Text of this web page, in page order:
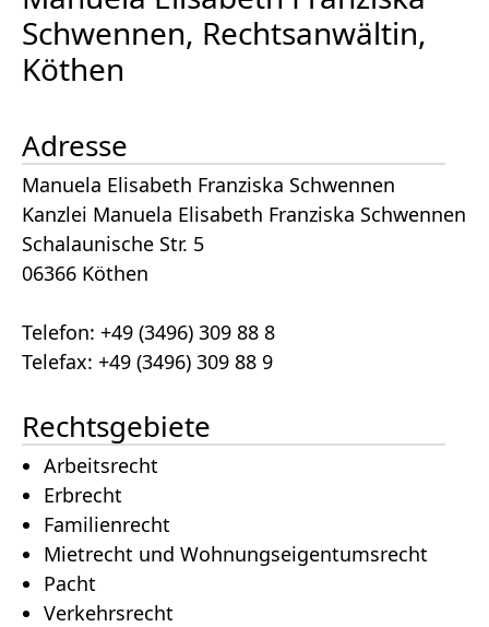
Schwennen, Rechtsanwältin,
Köthen
Adresse
Manuela Elisabeth Franziska Schwennen
Kanzlei Manuela Elisabeth Franziska Schwennen
Schalau­nische Str. 5
06366 Köthen
Telefon: +49 (3496) 309 88 8
Telefax: +49 (3496) 309 88 9
Rechtsgebiete
Arbeitsrecht
Erbrecht
Familienrecht
Mietrecht und Wohnungseigentumsrecht
Pacht
Verkehrsrecht